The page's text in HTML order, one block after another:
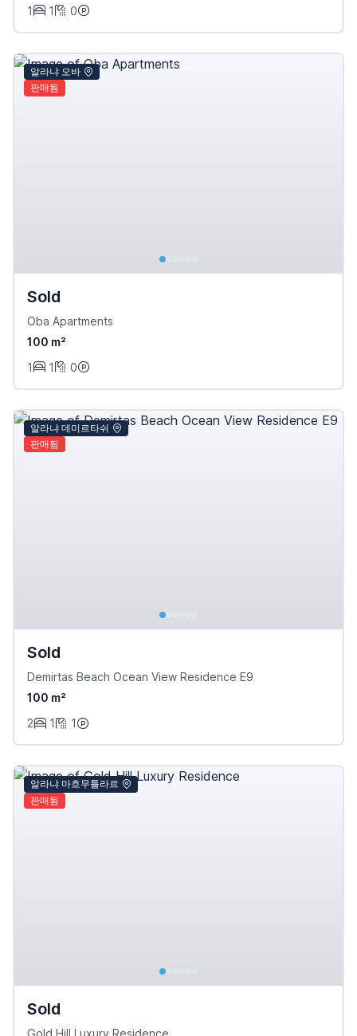
1
1 0
알라냐 오바
판매됨
Sold
Oba Apartments
100 m²
1
1 0
알라냐 데미르타쉬
판매됨
Sold
Demirtas Beach Ocean View Residence E9
100 m²
2
1 1
알라냐 마흐무틀라르
판매됨
Sold
Gold Hill Luxury Residence